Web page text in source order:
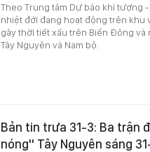
Theo Trung tâm Dự báo khí tượng
nhiệt đới đang hoạt động trên khu
gây thời tiết xấu trên Biển Đông và
Tây Nguyên và Nam bộ.
Bản tin trưa 31-3: Ba trận
nóng" Tây Nguyên sáng